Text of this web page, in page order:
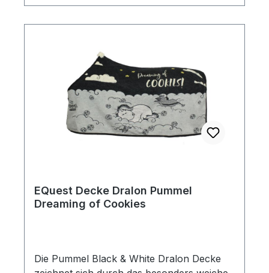
EQuest Decke Dralon Pummel
Dreaming of Cookies
Die Pummel Black & White Dralon Decke